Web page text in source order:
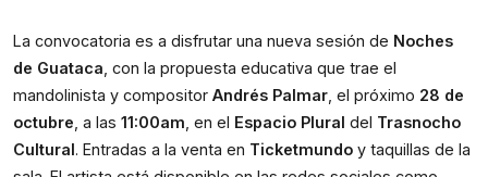
La convocatoria es a disfrutar una nueva sesión de Noches
de Guataca , con la propuesta educativa que trae el
mandolinista y compositor Andrés Palmar , el próximo 28 de
octubre , a las 11:00am , en el Espacio Plural del Trasnocho
Cultural. Entradas a la venta en Ticketmundo y taquillas de la